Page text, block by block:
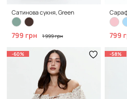
Сатинова сукня, Green
799 грн 1 999 грн 799
-60% -58%